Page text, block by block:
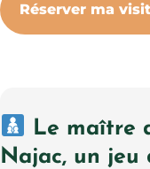
Réserver ma
Le maître
Najac, un